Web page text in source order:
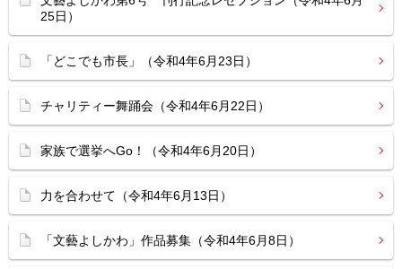
25日）
「どこでも市長」（令和4年6月23日）
チャリティー舞踊会（令和4年6月22日）
家族で選挙へGo！（令和4年6月20日）
力を合わせて（令和4年6月13日）
「文藝よしかわ」作品募集（令和4年6月8日）